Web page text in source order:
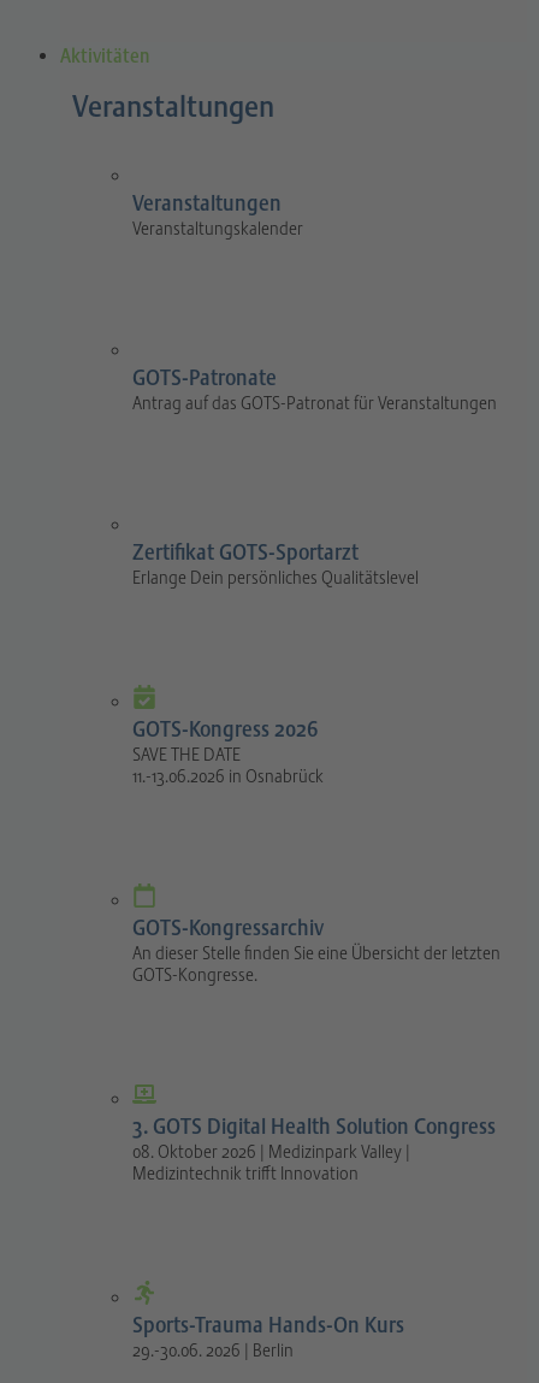
Aktivitäten
Veranstaltungen
Veranstaltungen
Veranstaltungskalender
GOTS-Patronate
Antrag auf das GOTS-Patronat für Veranstaltungen
Zertifikat GOTS-Sportarzt
Erlange Dein persönliches Qualitätslevel
GOTS-Kongress 2026
SAVE THE DATE
11.-13.06.2026 in Osnabrück
GOTS-Kongressarchiv
An dieser Stelle finden Sie eine Übersicht der letzten
GOTS-Kongresse.
3. GOTS Digital Health Solution Congress
08. Oktober 2026 | Medizinpark Valley |
Medizintechnik trifft Innovation
Sports-Trauma Hands-On Kurs
29.-30.06. 2026 | Berlin